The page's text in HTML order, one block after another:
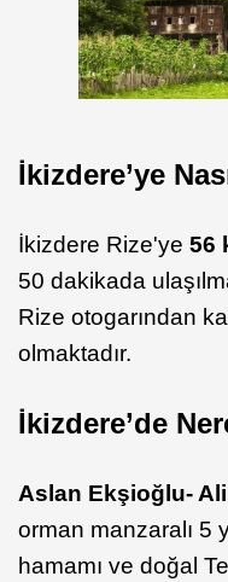
İkizdere’ye
İkizdere Rize'ye 56
50 dakikada
Rize otogarından
olmaktadır.
İkizdere’de
Aslan Ekşioğlu-
orman manzaralı 5
hamamı ve doğal